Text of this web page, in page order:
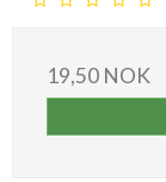
19,50 NOK